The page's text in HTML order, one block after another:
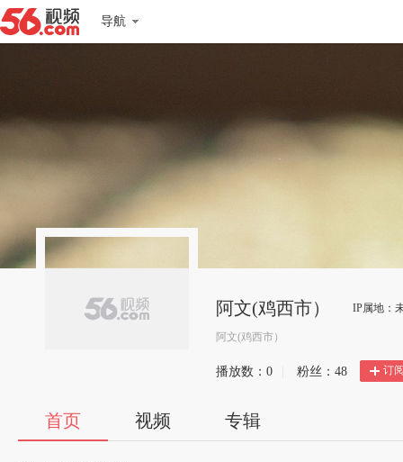
导航
阿文(鸡西市） IP属地：
阿文(鸡西市）
播放数： 0 粉丝： 48 订
首页 视频 专辑